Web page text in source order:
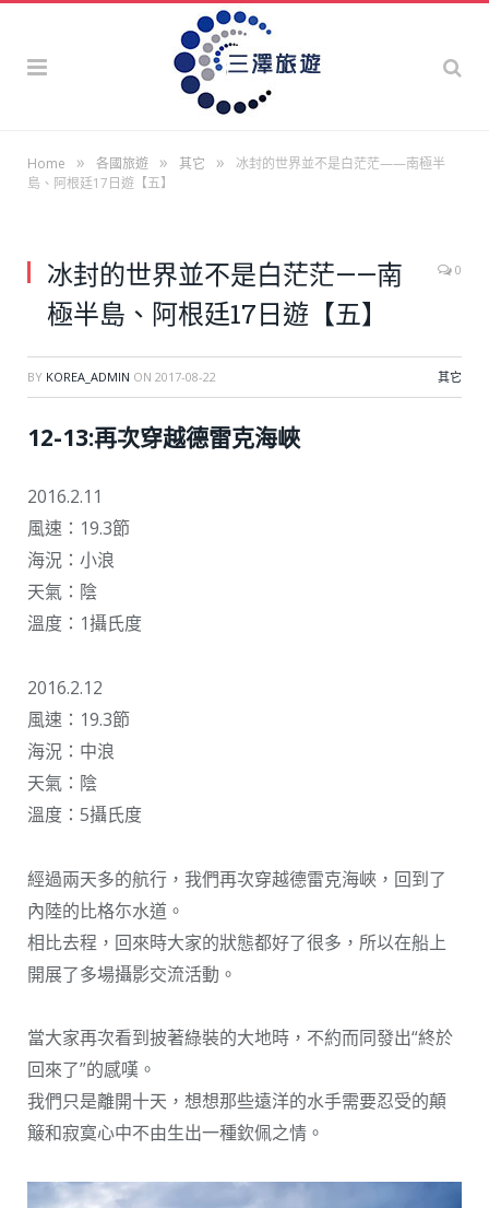
Home » 各國旅遊 » 其它 »
冰封的世界並不是白茫茫——南極半
島、阿根廷17日遊【五】
冰封的世界並不是白茫茫——南
極半島、阿根廷17日遊【五】
0
BY KOREA_ADMIN ON 2017-08-22 其它
12-13:再次穿越德雷克海峽
2016.2.11
風速：19.3節
海況：小浪
天氣：陰
溫度：1攝氏度
2016.2.12
風速：19.3節
海況：中浪
天氣：陰
溫度：5攝氏度
經過兩天多的航行，我們再次穿越德雷克海峽，回到了
內陸的比格尓水道。
相比去程，回來時大家的狀態都好了很多，所以在船上
開展了多場攝影交流活動。
當大家再次看到披著綠裝的大地時，不約而同發出“終於
回來了”的感嘆。
我們只是離開十天，想想那些遠洋的水手需要忍受的顛
簸和寂寞心中不由生出一種欽佩之情。